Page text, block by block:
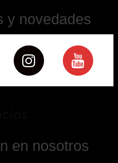
en nosotros
y novedades